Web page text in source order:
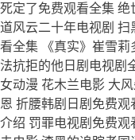
死定了免费观看全集
道风云二十年电视剧
看全集 《真实》崔雪
法抗拒的他日剧电视剧
女动漫 花木兰电影 大
恩 折腰韩剧日剧免费
介绍 罚罪电视剧免费